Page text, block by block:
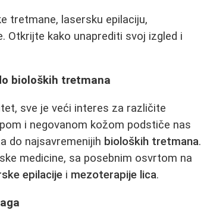
tretmane, lasersku epilaciju,
Otkrijte kako unaprediti svoj izgled i
bioloških tretmana
sve je veći interes za različite
i negovanom kožom podstiče nas
do najsavremenijih bioloških tretmana.
medicine, sa posebnim osvrtom na
epilacije i mezoterapije lica.